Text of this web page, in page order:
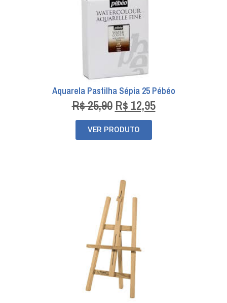
Aquarela Pastilha Sépia 25 Pébéo
R$25,90 R$ 12,95
VER PRODUTO